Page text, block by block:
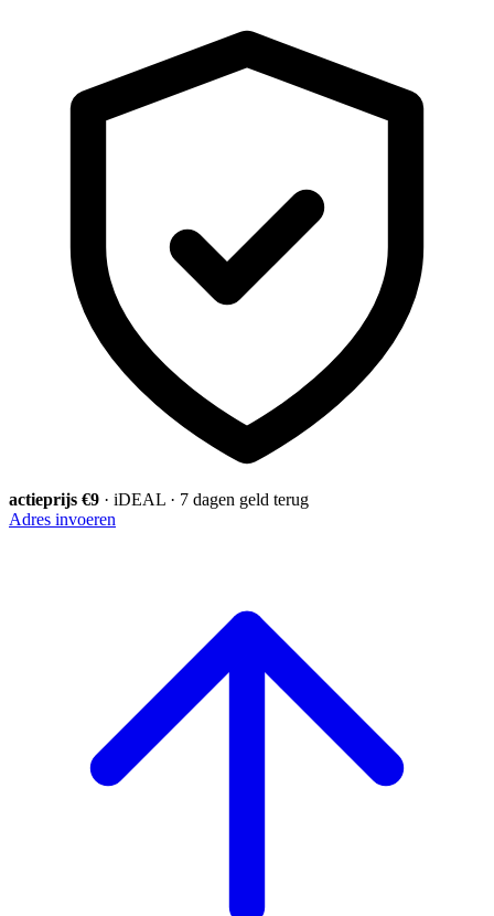
actieprijs €9 · iDEAL · 7 dagen geld terug
Adres invoeren